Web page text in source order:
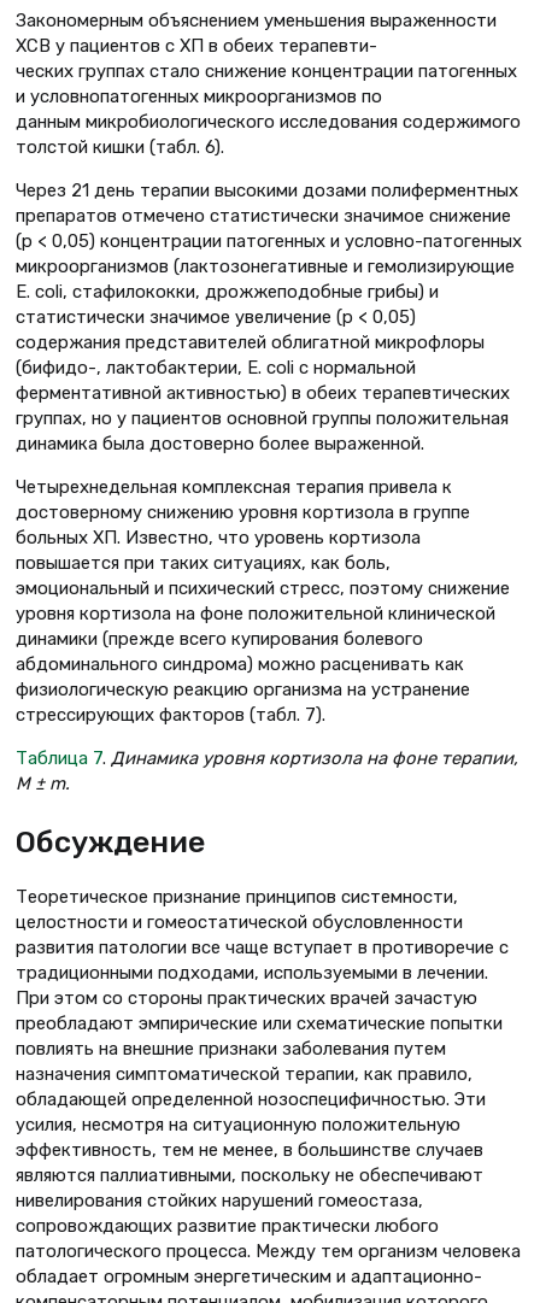
Закономерным объяснением уменьшения выраженности
ХСВ у пациентов с ХП в обеих терапевти-
ческих группах стало снижение концентрации патогенных
и условнопатогенных микроорганизмов по
данным микробиологического исследования содержимого
толстой кишки (табл. 6).
Через 21 день терапии высокими дозами полиферментных
препаратов отмечено статистически значимое снижение
(р < 0,05) концентрации патогенных и условно-патогенных
микроорганизмов (лактозонегативные и гемолизирующие
E. coli, стафилококки, дрожжеподобные грибы) и
статистически значимое увеличение (р < 0,05)
содержания представителей облигатной микрофлоры
(бифидо-, лактобактерии, E. coli с нормальной
ферментативной активностью) в обеих терапевтических
группах, но у пациентов основной группы положительная
динамика была достоверно более выраженной.
Четырехнедельная комплексная терапия привела к
достоверному снижению уровня кортизола в группе
больных ХП. Известно, что уровень кортизола
повышается при таких ситуациях, как боль,
эмоциональный и психический стресс, поэтому снижение
уровня кортизола на фоне положительной клинической
динамики (прежде всего купирования болевого
абдоминального синдрома) можно расценивать как
физиологическую реакцию организма на устранение
стрессирующих факторов (табл. 7).
Таблица 7. Динамика уровня кортизола на фоне терапии,
М ± m.
Обсуждение
Теоретическое признание принципов системности,
целостности и гомеостатической обусловленности
развития патологии все чаще вступает в противоречие с
традиционными подходами, используемыми в лечении.
При этом со стороны практических врачей зачастую
преобладают эмпирические или схематические попытки
повлиять на внешние признаки заболевания путем
назначения симптоматической терапии, как правило,
обладающей определенной нозоспецифичностью. Эти
усилия, несмотря на ситуационную положительную
эффективность, тем не менее, в большинстве случаев
являются паллиативными, поскольку не обеспечивают
нивелирования стойких нарушений гомеостаза,
сопровождающих развитие практически любого
патологического процесса. Между тем организм человека
обладает огромным энергетическим и адаптационно-